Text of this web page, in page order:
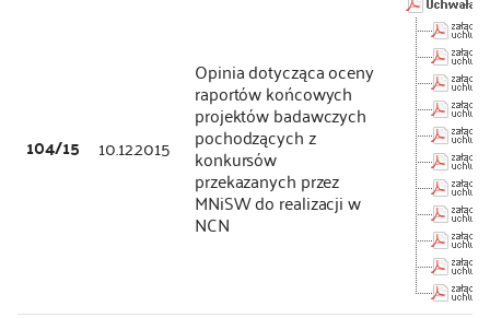
104/15 10.12.2015
Opinia dotycząca oceny
raportów końcowych
projektów badawczych
pochodzących z
konkursów
przekazanych przez
MNiSW do realizacji w
NCN